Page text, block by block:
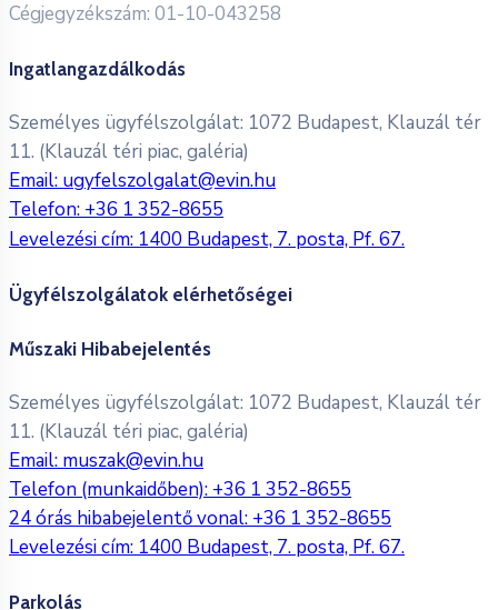
Cégjegyzékszám: 01-10-043258
Ingatlangazdálkodás
Személyes ügyfélszolgálat: 1072 Budapest, Klauzál tér
11. (Klauzál téri piac, galéria)
Email: ugyfelszolgalat@evin.hu
Telefon: +36 1 352-8655
Levelezési cím: 1400 Budapest, 7. posta, Pf. 67.
Ügyfélszolgálatok elérhetőségei
Műszaki Hibabejelentés
Személyes ügyfélszolgálat: 1072 Budapest, Klauzál tér
11. (Klauzál téri piac, galéria)
Email: muszak@evin.hu
Telefon (munkaidőben): +36 1 352-8655
24 órás hibabejelentő vonal: +36 1 352-8655
Levelezési cím: 1400 Budapest, 7. posta, Pf. 67.
Parkolás